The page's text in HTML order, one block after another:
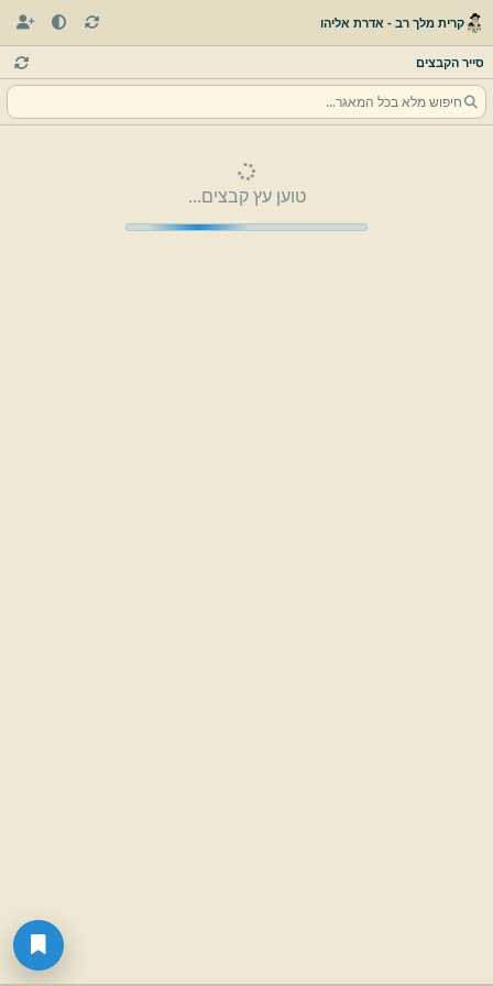
קרית מלך רב - אדרת אליהו
סייר הקבצים
טוען עץ קבצים...